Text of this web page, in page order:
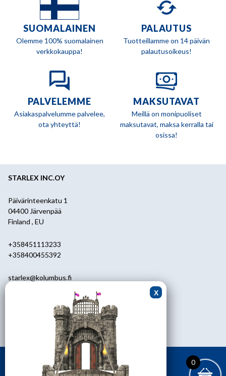
SUOMALAINEN
Olemme 100% suomalainen
verkkokauppa!
PALAUTUS
Tuotteillamme on 14 päivän
palautusoikeus!
PALVELEMME
Asiakaspalvelumme palvelee,
ota yhteyttä!
MAKSUTAVAT
Meillä on monipuoliset
maksutavat, maksa kerralla tai
osissa!
STARLEX INC.OY
Päivärinteenkatu 1
04400 Järvenpää
Finland , EU
+358451113233
+358400455392
starlex@kolumbus.fi
ark.klo 08.30-17.00
0